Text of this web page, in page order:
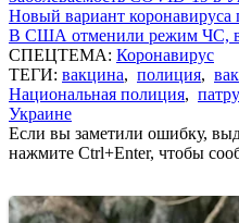
Новый вариант
В США отменили режим ЧС,
СПЕЦТЕМА: Коронавирус
ТЕГИ: вакцина, полиция,
Национальная полиция,
Украине
Если вы заметили ошибку,
нажмите Ctrl+Enter, чтобы